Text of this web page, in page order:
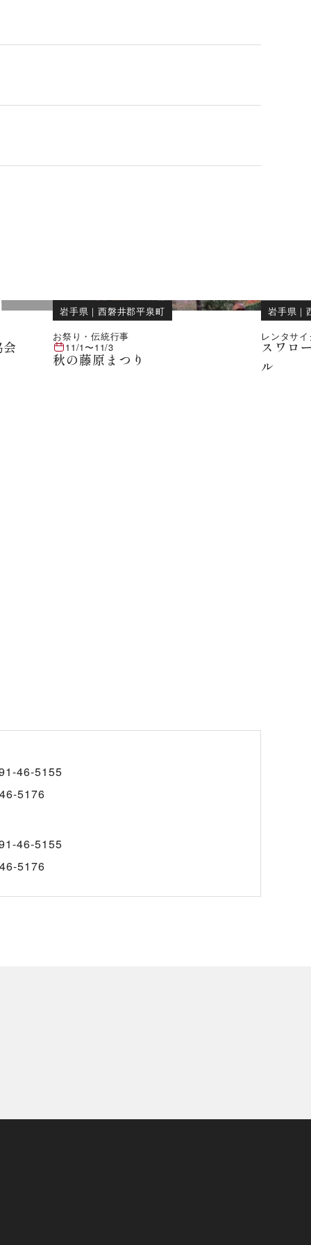
岩手県 ｜西磐井郡平泉町
お祭り・伝統行事
11/1〜11/3
秋の藤原まつり
岩手県 ｜
レンタサ
スワロ
ル
46-5155
5176
46-5155
5176